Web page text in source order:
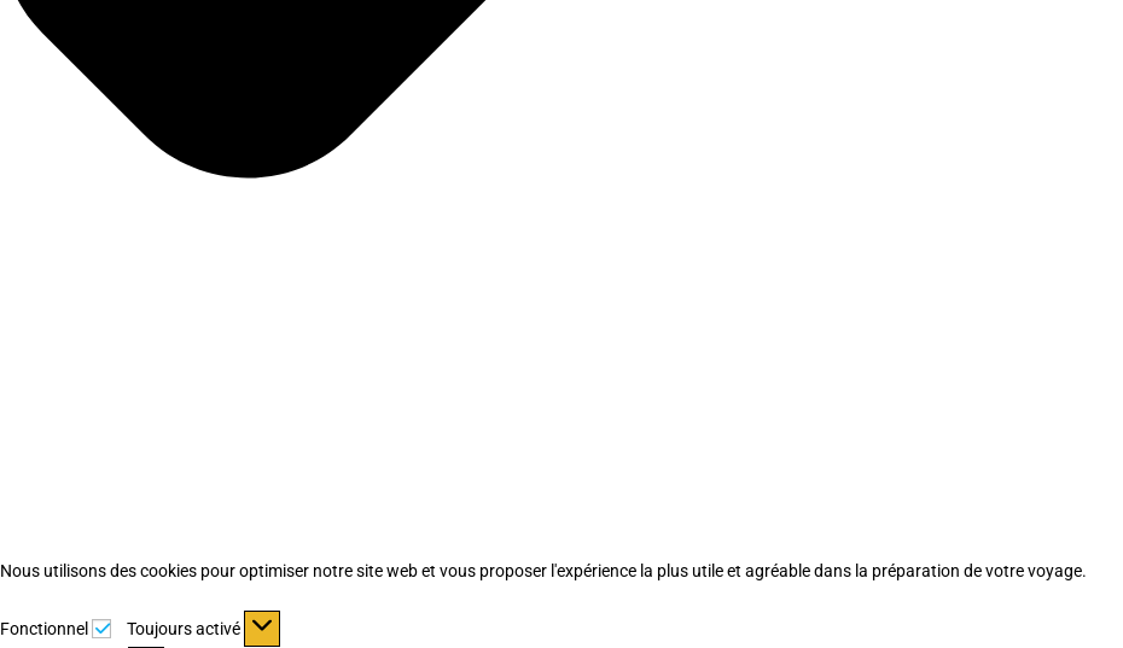
Nous utilisons des cookies pour optimiser notre site web et vous proposer l'expérience la plus utile et agréable dans la préparation de votre voyage.
Fonctionnel Fonctionnel
Toujours activé